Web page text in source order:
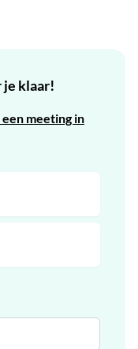
je klaar!
een meeting in